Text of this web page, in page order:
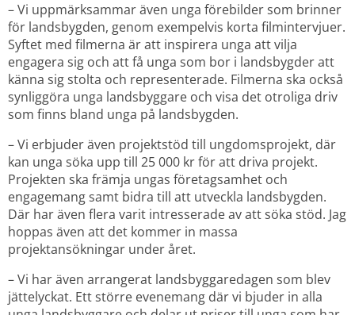
– Vi uppmärksammar även unga förebilder som brinner
för landsbygden, genom exempelvis korta filmintervjuer.
Syftet med filmerna är att inspirera unga att vilja
engagera sig och att få unga som bor i landsbygder att
känna sig stolta och representerade. Filmerna ska också
synliggöra unga landsbyggare och visa det otroliga driv
som finns bland unga på landsbygden.
– Vi erbjuder även projektstöd till ungdomsprojekt, där
kan unga söka upp till 25 000 kr för att driva projekt.
Projekten ska främja ungas företagsamhet och
engagemang samt bidra till att utveckla landsbygden.
Där har även flera varit intresserade av att söka stöd. Jag
hoppas även att det kommer in massa
projektansökningar under året.
– Vi har även arrangerat landsbyggaredagen som blev
jättelyckat. Ett större evenemang där vi bjuder in alla